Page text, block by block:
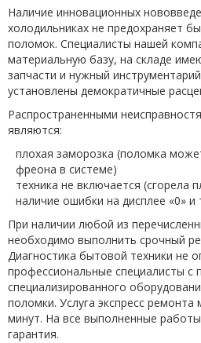
Наличие инновационных
холодильниках не предохраняет
поломок. Специалисты нашей
материальную базу, на складе
запчасти и нужный
установлены демократичные
Распространенными
являются:
плохая заморозка (поломка
фреона в системе)
техника не включается (сгорела
наличие ошибки на дисплее «0» и
При наличии любой из
необходимо выполнить срочный
Диагностика бытовой техники не
профессиональные специалисты
специализированного
поломки. Услуга экспресс
минут. На все выполненные
гарантия.